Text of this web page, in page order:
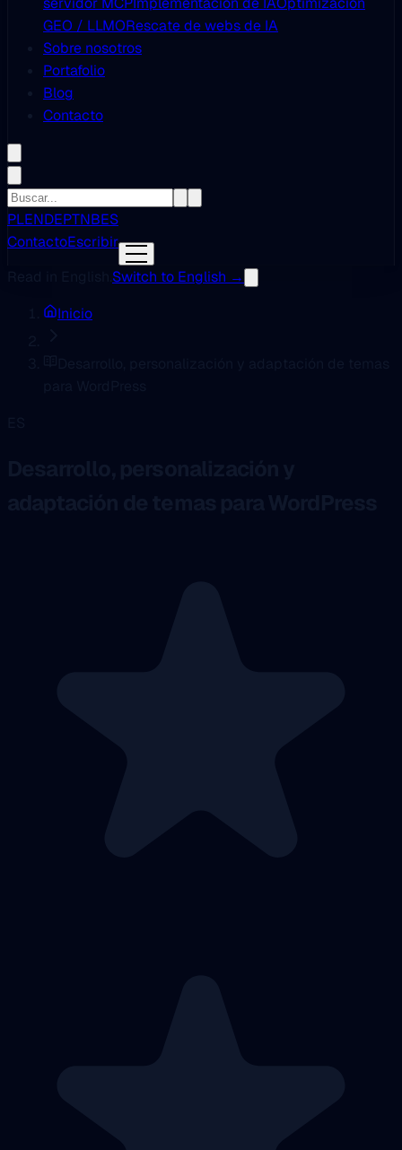
GEO / LLMORescate de webs de IA
Sobre nosotros
Portafolio
Blog
Contacto
PLENDEPTNBES
ContactoEscribir
Switch to English →
Inicio